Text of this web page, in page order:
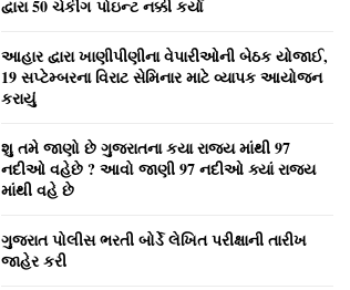
H
દ્વારા 50 ચેકીંગ પોઇન્‍ટ નક્કી કર્યા
આહાર દ્વારા ખાણીપીણીના વેપારીઓની બેઠક યોજાઈ,
19 સપ્ટેમ્બરના વિરાટ સેમિનાર માટે વ્યાપક આયોજન
કરાયું
શુ તમે જાણો છે ગુજરાતના કયા રાજ્ય માંથી 97
નદીઓ વહેછે ? આવો જાણી 97 નદીઓ ક્યાં રાજ્ય
માંથી વહે છે
ગુજરાત પોલીસ ભરતી બોર્ડે લેખિત પરીક્ષાની તારીખ
જાહેર કરી